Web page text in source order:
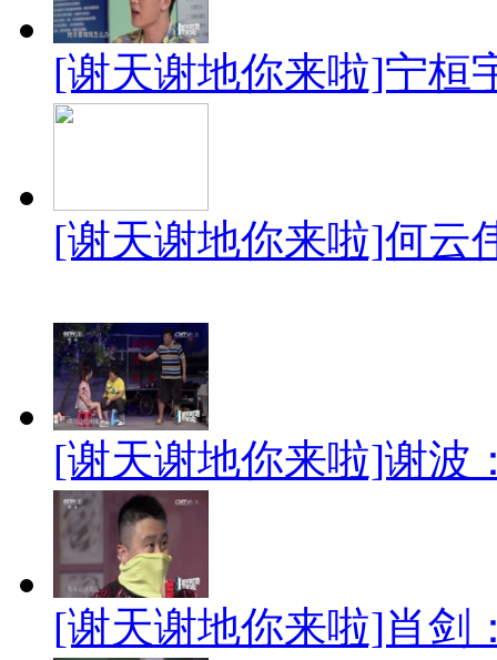
[谢天谢地你来啦]宁桓
[谢天谢地你来啦]何云
[谢天谢地你来啦]谢波
[谢天谢地你来啦]肖剑